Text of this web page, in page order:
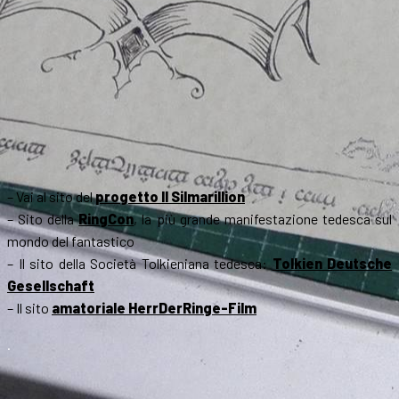
– Vai al sito delprogetto Il Silmarillion
– Sito dellaRingCon, la più grande manifestazione tedesca sul
mondo del fantastico
– Il sito della Società Tolkieniana tedesca: Tolkien Deutsche
Gesellschaft
– Il sito amatoriale HerrDerRinge-Film
.